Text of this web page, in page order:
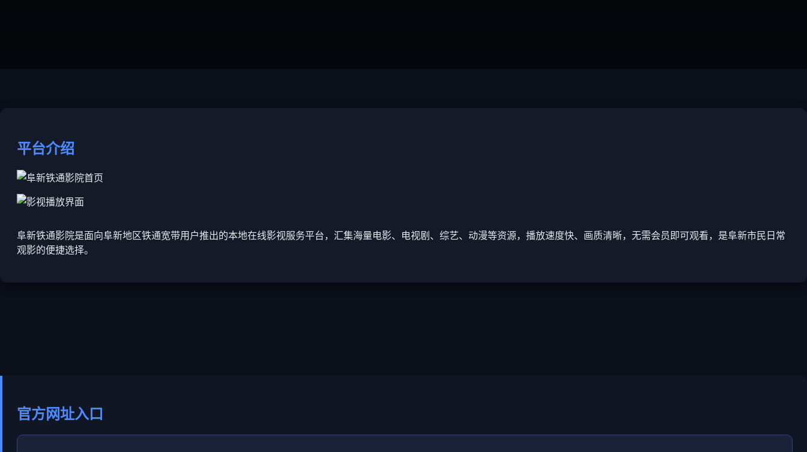
平台介绍
阜新铁通影院是面向阜新地区铁通宽带用户推出的本地在线影视服务平台，汇集海量电影、电视剧、综艺、动漫等资源，播放速度快、画质清晰，无需会员即可观看，是阜新市民日常
观影的便捷选择。
官方网址入口